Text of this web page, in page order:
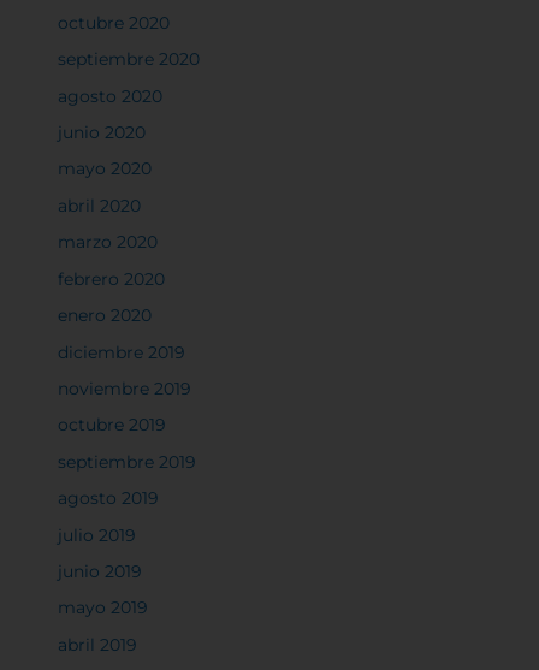
octubre 2020
septiembre 2020
agosto 2020
junio 2020
mayo 2020
abril 2020
marzo 2020
febrero 2020
enero 2020
diciembre 2019
noviembre 2019
octubre 2019
septiembre 2019
agosto 2019
julio 2019
junio 2019
mayo 2019
abril 2019
Sistema de personalización de cookies
Cookies de rendimiento
Confirmar mis preferencias